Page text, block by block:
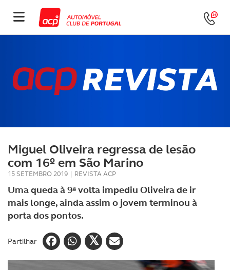
Miguel Oliveira regressa de lesão
com 16º em São Marino
15 SETEMBRO 2019 | REVISTA ACP
Uma queda à 9ª volta impediu Oliveira de ir
mais longe, ainda assim o jovem terminou à
porta dos pontos.
Partilhar